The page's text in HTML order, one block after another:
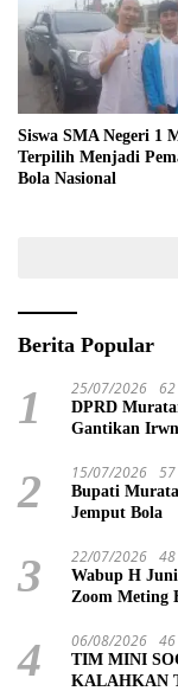
Siswa SMA Negeri 1
Terpilih Menjadi
Bola Nasional
Berita Popular
1 25/07/2026
DPRD
Gantikan
2 15/07/2026
Bupati
Jemput Bola
3 22/07/2026
Wabup H
Zoom Meting
4 06/08/2026
TIM MINI
KALAHKAN